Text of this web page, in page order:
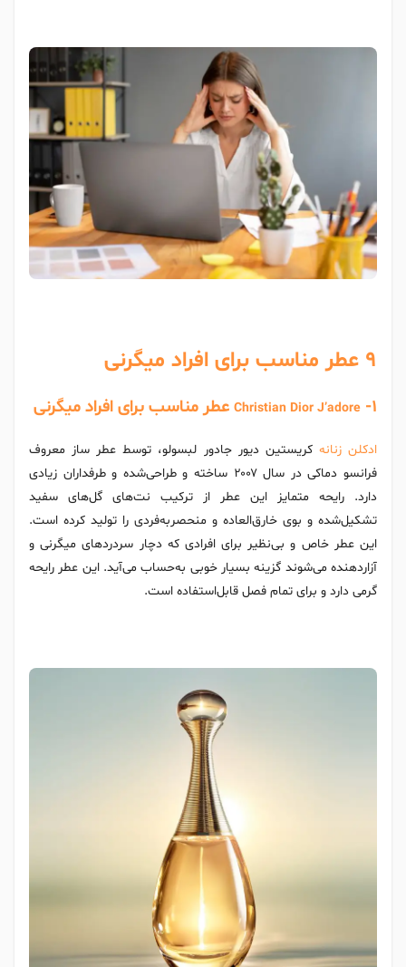
9 عطر مناسب برای افراد میگرنی
Christian Dior J’adore -1 عطر مناسب برای افراد میگرنی
ادکلن زنانه کریستین دیور جادور لبسولو، توسط عطر ساز معروف
فرانسو دماکی در سال ۲۰۰۷ ساخته و طراحی‌شده و طرفداران زیادی
دارد. رایحه متمایز این عطر از ترکیب نت‌های گل‌های سفید
تشکیل‌شده و بوی خارق‌العاده و منحصربه‌فردی را تولید کرده است.
این عطر خاص و بی‌نظیر برای افرادی که دچار سردردهای میگرنی و
آزاردهنده می‌شوند گزینه بسیار خوبی به‌حساب می‌آید. این عطر رایحه
گرمی دارد و برای تمام فصل قابل‌استفاده است.